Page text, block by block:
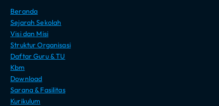
Beranda
Sejarah Sekolah
Visi dan Misi
Struktur Organisasi
Daftar Guru & TU
Kbm
Download
Sarana & Fasilitas
Kurikulum